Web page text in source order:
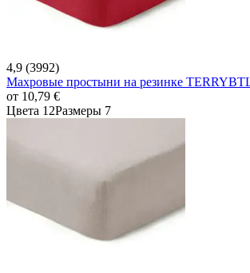
4,9 (3992)
Махровые простыни на резинке
от 10,79 €
Цвета 12Размеры 7